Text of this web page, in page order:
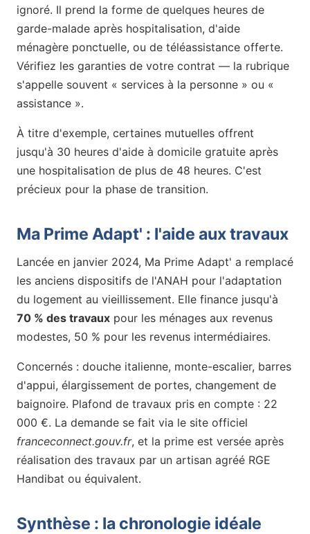
ignoré. Il prend la forme de quelques heures de
garde-malade après hospitalisation, d'aide
ménagère ponctuelle, ou de téléassistance offerte.
Vérifiez les garanties de votre contrat — la rubrique
s'appelle souvent « services à la personne » ou «
assistance ».
À titre d'exemple, certaines mutuelles offrent
jusqu'à 30 heures d'aide à domicile gratuite après
une hospitalisation de plus de 48 heures. C'est
précieux pour la phase de transition.
Ma Prime Adapt' : l'aide aux travaux
Lancée en janvier 2024, Ma Prime Adapt' a remplacé
les anciens dispositifs de l'ANAH pour l'adaptation
du logement au vieillissement. Elle finance jusqu'à
70 % des travaux pour les ménages aux revenus
modestes, 50 % pour les revenus intermédiaires.
Concernés : douche italienne, monte-escalier, barres
d'appui, élargissement de portes, changement de
baignoire. Plafond de travaux pris en compte : 22
000 €. La demande se fait via le site officiel
franceconnect.gouv.fr, et la prime est versée après
réalisation des travaux par un artisan agréé RGE
Handibat ou équivalent.
Synthèse : la chronologie idéale